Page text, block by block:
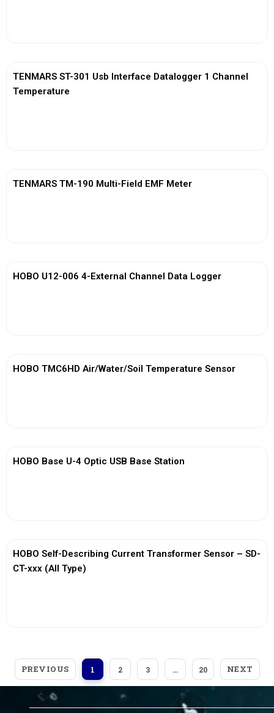
TENMARS ST-301 Usb Interface Datalogger 1 Channel
Temperature
TENMARS TM-190 Multi-Field EMF Meter
HOBO U12-006 4-External Channel Data Logger
HOBO TMC6HD Air/Water/Soil Temperature Sensor
HOBO Base U-4 Optic USB Base Station
HOBO Self-Describing Current Transformer Sensor – SD-
CT-xxx (All Type)
PREVIOUS 1 2 3 … 20 NEXT